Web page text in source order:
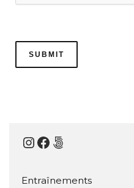
Instagram
Facebook
500px
Entraînements